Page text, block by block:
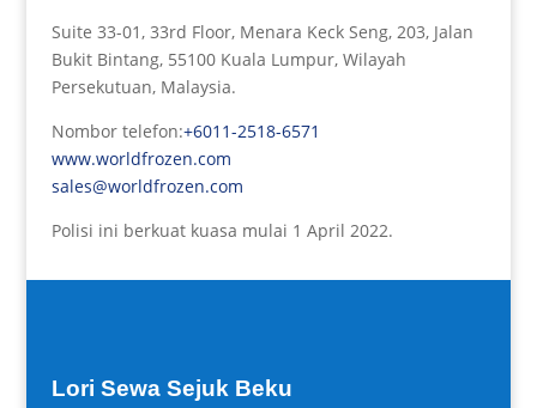
Suite 33-01, 33rd Floor, Menara Keck Seng, 203, Jalan
Bukit Bintang, 55100 Kuala Lumpur, Wilayah
Persekutuan, Malaysia.
Nombor telefon:+6011-2518-6571
www.worldfrozen.com
sales@worldfrozen.com
Polisi ini berkuat kuasa mulai 1 April 2022.
Lori Sewa Sejuk Beku